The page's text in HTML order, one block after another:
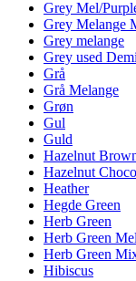
Grey Mel/
Grey Melange
Grey melange
Grey used
Grå
Grå Melange
Grøn
Gul
Guld
Hazelnut
Hazelnut
Heather
Hegde Green
Herb Green
Herb Green
Herb Green
Hibiscus